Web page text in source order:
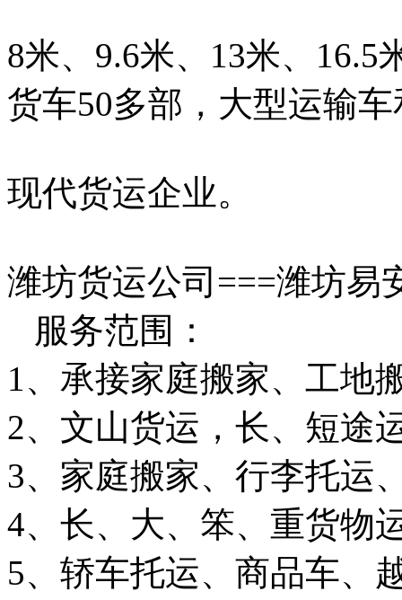
8米、9.6米、13米、16.5
货车50多部，大型运输
现代货运企业。
潍坊货运公司===潍坊易
服务范围：
1、承接家庭搬家、工地
2、文山货运，长、短途
3、家庭搬家、行李托运
4、长、大、笨、重货物
5、轿车托运、商品车、